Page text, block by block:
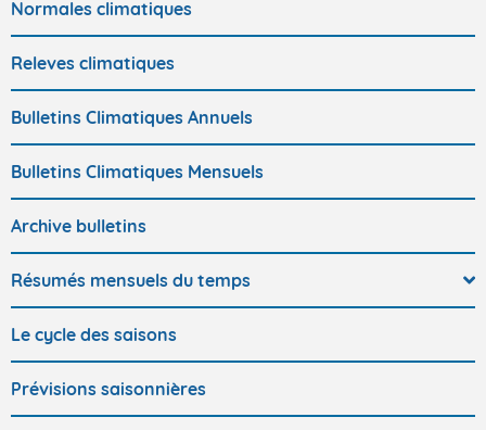
Normales climatiques
Releves climatiques
Bulletins Climatiques Annuels
Bulletins Climatiques Mensuels
Archive bulletins
Résumés mensuels du temps
Le cycle des saisons
Prévisions saisonnières